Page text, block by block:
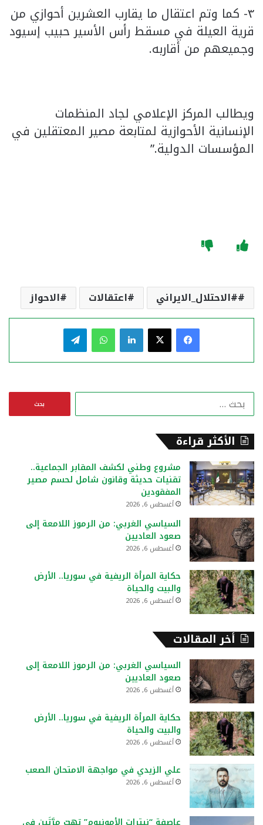
٣- كما وتم اعتقال ما يقارب العشرين أحوازي من
قرية العيلة في مسقط رأس الأسير حبيب إسيود
وجميعهم من أقاربه.
ويطالب المركز الإعلامي لجاد المنظمات
الإنسانية الأحوازية لمتابعة مصير المعتقلين في
المؤسسات الدولية.”
#الاحتلال_الايراني اعتقالات الاحواز
فيسبوك لينكدإن واتساب
ن
الأكثر قراءة
مشروع وطني لكشف المقابر الجماعية..
تقنيات حديثة وقانون شامل لحسم مصير
المفقودين
أغسطس 6, 2026
السياسي الغربي: من الرموز اللامعة إلى
صعود العاديين
أغسطس 6, 2026
حكاية المرأة الريفية في سوريا.. الأرض
والبيت والحياة
أغسطس 6, 2026
أخر المقالات
السياسي الغربي: من الرموز اللامعة إلى
صعود العاديين
أغسطس 6, 2026
حكاية المرأة الريفية في سوريا.. الأرض
والبيت والحياة
أغسطس 6, 2026
علي الزيدي في مواجهة الامتحان الصعب
أغسطس 6, 2026